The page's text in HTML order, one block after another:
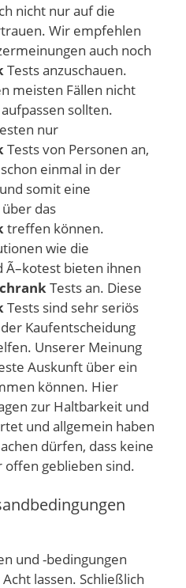
nicht nur auf die
Wir empfehlen
auch noch
Tests anzuschauen.
meisten Fällen nicht
sollten.
nur
Tests von Personen an,
einmal in der
somit eine
das
treffen können.
wie die
Ã–kotest bieten ihnen
Tests an. Diese
Tests sind sehr seriös
Kaufentscheidung
Unserer Meinung
Auskunft über ein
können. Hier
zur Haltbarkeit und
und allgemein haben
dürfen, dass keine
geblieben sind.
und -bedingungen
lassen. Schließlich